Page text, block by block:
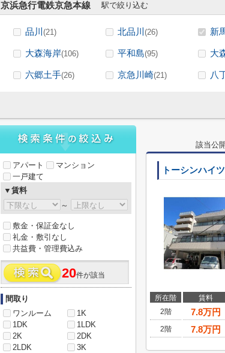
京浜急行電鉄京急本線 駅で絞り込む
品川 (21) 北品川 (26) 新
大森海岸(106) 平和島(95) 大
六郷土手(26) 京急川崎(21) 八
該当公
トーシンハイツ
所在階 賃料
2階
7.8万円
2階
7.8万円
アパート
マンション
一戸建て
▼賃料
～
敷金・保証金なし
礼金・敷引なし
共益費・管理費込み
20件が該当
間取り
ワンルーム
1K
1DK
1LDK
2K
2DK
2LDK
3K